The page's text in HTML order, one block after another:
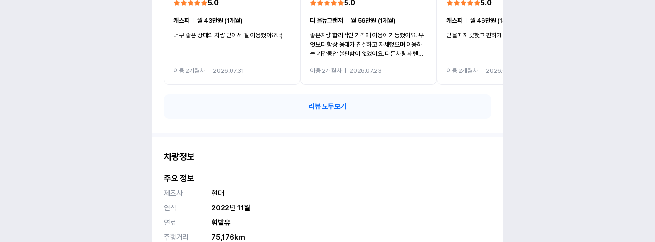
5.0
캐스퍼
월 43만원 (1개월)
너무 좋은 상태의 차량 받아서 잘 이용했어요! :)
이용 2개월차ㅣ 2026.07.31
5.0
디 올뉴그랜저 ㅣ월 56만원 (1개월)
좋은차량 합리적인 가격에 이용이 가능했어요. 무
엇보다 항상 응대가 친절하고 자세했으며 이용하
는 기간동안 불편함이 없었어요. 다른차량 재렌트
카 렌트 고민없이 강추합니다!!
이용 2개월차ㅣ 2026.07.23
5.0
캐스퍼
월 46만원 (1개월)
받을때 깨끗햇고 편하게 잘이용했습니다!
이용 2개월차ㅣ 2026.07.08
리뷰 모두보기
차량정보
주요 정보
제조사
현대
연식
2022년 11월
연료
휘발유
주행거리
75,176km